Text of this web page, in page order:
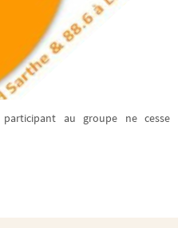
au groupe ne cesse